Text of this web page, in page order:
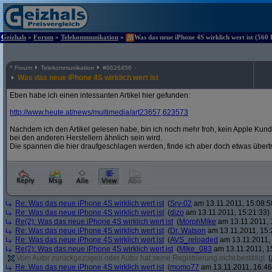
Geizhals » Forum » Telekommunikation » Was das neue iPhone 4S wirklich wert ist (560
^ Forum Telekommunikation #6626456
Was das neue iPhone 4S wirklich wert ist
Eben habe ich einen intessanten Artikel hier gefunden:
http://www.heute.at/news/multimedia/art23657,623573
Nachdem ich den Artikel gelesen habe, bin ich noch mehr froh, kein Apple
bei den anderen Herstellern ähnlich sein wird.
Die spannen die hier draufgeschlagen werden, finde ich aber doch etwas
Re: Was das neue iPhone 4S wirklich wert ist (Srv-02 am 13.11.2011,
Re: Was das neue iPhone 4S wirklich wert ist (dizo am 13.11.2011, 15:21:33)
Re(2): Was das neue iPhone 4S wirklich wert ist (MorphMike am 13.11.2011,
Re: Was das neue iPhone 4S wirklich wert ist (Dr. Watson am 13.11.2011,
Re: Was das neue iPhone 4S wirklich wert ist (AVS_reloaded am
Re(2): Was das neue iPhone 4S wirklich wert ist (Mike_083 am 13.11.2011,
Vom Autor zurückgezogen oder Autor hat seine Registrierung nicht bestätigt (
Re: Was das neue iPhone 4S wirklich wert ist (momo77 am 13.11.2011,